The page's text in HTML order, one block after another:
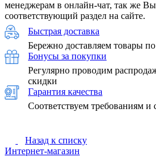
менеджерам в онлайн-чат, так же
соответствующий раздел на сайте.
Быстрая доставка
Бережно доставляем товары
Бонусы за покупки
Регулярно проводим
скидки
Гарантия качества
Соответствуем требованиям и
Назад к списку
Интернет-магазин